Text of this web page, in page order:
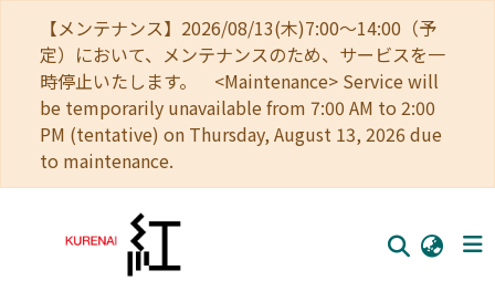
【メンテナンス】2026/08/13(木)7:00～14:00（予
定）において、メンテナンスのため、サービスを一
時停止いたします。 <Maintenance> Service will
be temporarily unavailable from 7:00 AM to 2:00
PM (tentative) on Thursday, August 13, 2026 due
to maintenance.